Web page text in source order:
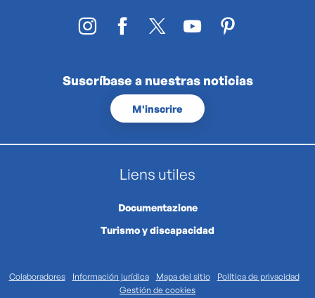
Suscríbase a nuestras noticias
M'inscrire
Liens utiles
Documentazione
Turismo y discapacidad
Colaboradores Información jurídica Mapa del sitio
Política de privacidad
Gestión de cookies